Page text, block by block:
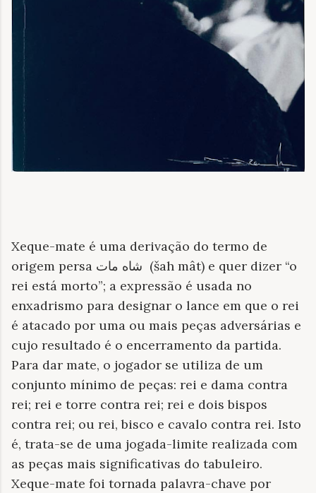
Xeque-mate é uma derivação do termo de
(šah mât) e quer dizer “o
rei está morto”; a expressão é usada no
enxadrismo para designar o lance em que o rei
é atacado por uma ou mais peças adversárias e
cujo resultado é o encerramento da partida.
Para dar mate, o jogador se utiliza de um
conjunto mínimo de peças: rei e dama contra
rei; rei e torre contra rei; rei e dois bispos
contra rei; ou rei, bisco e cavalo contra rei. Isto
é, trata-se de uma jogada-limite realizada com
as peças mais significativas do tabuleiro.
Xeque-mate foi tornada palavra-chave por